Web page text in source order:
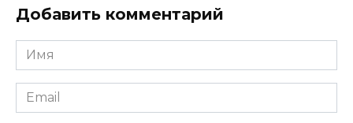
Добавить комментарий
Имя
*
Email
*